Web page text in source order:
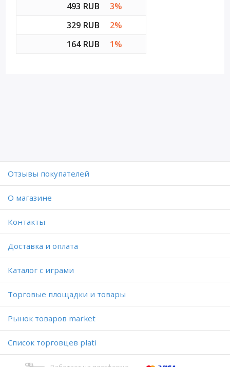
493 RUB
3%
329 RUB
2%
164 RUB
1%
Отзывы покупателей
O магазине
Контакты
Доставка и оплата
Каталог с играми
Торговые площадки и товары
Рынок товаров market
Список торговцев plati